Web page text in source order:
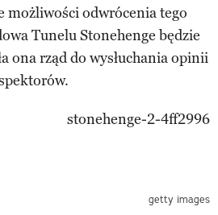
możliwości odwrócenia tego
Tunelu Stonehenge będzie
ona rząd do wysłuchania opinii
getty images